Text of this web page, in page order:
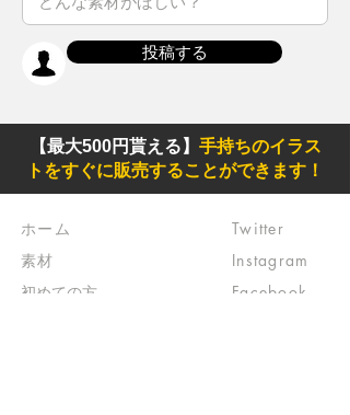
投稿する
【最大500円貰える】 手持ちのイラス
トをすぐに販売することができます！
ホーム
素材
初めての方
Twitter
Instagram
Facebook